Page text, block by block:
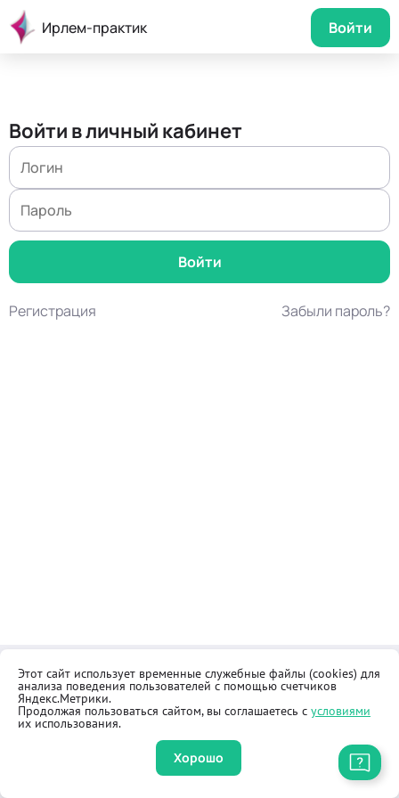
Ирлем-практик Войти
Войти в личный кабинет
Регистрация Забыли пароль?
Контакты
Как купить
Общественная приёмная
Реквизиты
Оферта
Правила продажи товаров
Этот сайт использует временные служебные файлы (cookies) для
анализа поведения пользователей с помощью счетчиков
Яндекс.Метрики.
Продолжая пользоваться сайтом, вы соглашаетесь с условиями
их использования.
Хорошо